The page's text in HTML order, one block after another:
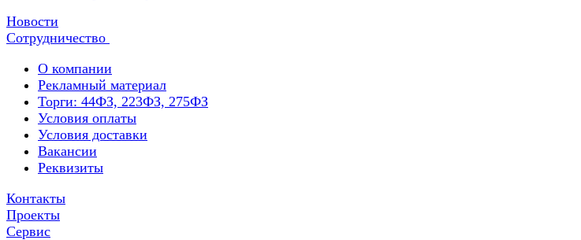
Новости
Сотрудничество
О компании
Рекламный материал
Торги: 44ФЗ, 223ФЗ, 275ФЗ
Условия оплаты
Условия доставки
Вакансии
Реквизиты
Контакты
Проекты
Сервис